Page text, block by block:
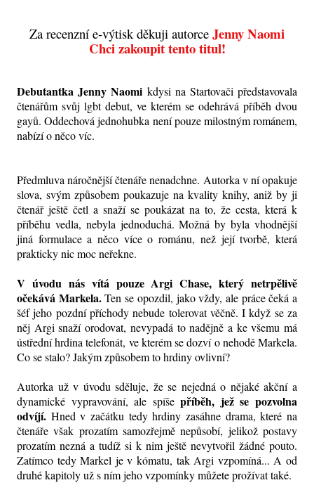
Za recenzní e-výtisk děkuji autorce Jenny Naomi
Chci zakoupit tento titul!
Debutantka Jenny Naomi kdysi na Startovači představovala
čtenářům svůj lgbt debut, ve kterém se odehrává příběh dvou
gayů. Oddechová jednohubka není pouze milostným románem,
nabízí o něco víc.
Předmluva náročnější čtenáře nenadchne. Autorka v ní opakuje
slova, svým způsobem poukazuje na kvality knihy, aniž by ji
čtenář ještě četl a snaží se poukázat na to, že cesta, která k
příběhu vedla, nebyla jednoduchá. Možná by byla vhodnější
jiná formulace a něco více o románu, než její tvorbě, která
prakticky nic moc neřekne.
V úvodu nás vítá pouze Argi Chase, který netrpělivě
očekává Markela.Ten se opozdil, jako vždy, ale práce čeká a
šéf jeho pozdní příchody nebude tolerovat věčně. I když se za
něj Argi snaží orodovat, nevypadá to nadějně a ke všemu má
ústřední hrdina telefonát, ve kterém se dozví o nehodě Markela.
Co se stalo? Jakým způsobem to hrdiny ovlivní?
Autorka už v úvodu sděluje, že se nejedná o nějaké akční a
dynamické vypravování, ale spíšepříběh, jež se pozvolna
odvíjí. Hned v začátku tedy hrdiny zasáhne drama, které na
čtenáře však prozatím samozřejmě nepůsobí, jelikož postavy
prozatím nezná a tudíž si k nim ještě nevytvořil žádné pouto.
Zatímco tedy Markel je v kómatu, tak Argi vzpomíná... A od
druhé kapitoly už s ním jeho vzpomínky můžete prožívat také.